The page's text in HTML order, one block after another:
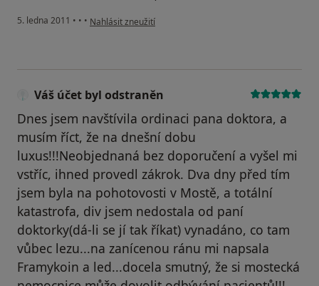
5. ledna 2011 • • • podle názoru uživatele Pacient
Nahlásit zneužití
Váš účet byl odstraněn
Dnes jsem navštívila ordinaci pana doktora, a
musím říct, že na dnešní dobu
luxus!!!Neobjednaná bez doporučení a vyšel mi
vstříc, ihned provedl zákrok. Dva dny před tím
jsem byla na pohotovosti v Mostě, a totální
katastrofa, div jsem nedostala od paní
doktorky(dá-li se jí tak říkat) vynadáno, co tam
vůbec lezu...na zanícenou ránu mi napsala
Framykoin a led...docela smutný, že si mostecká